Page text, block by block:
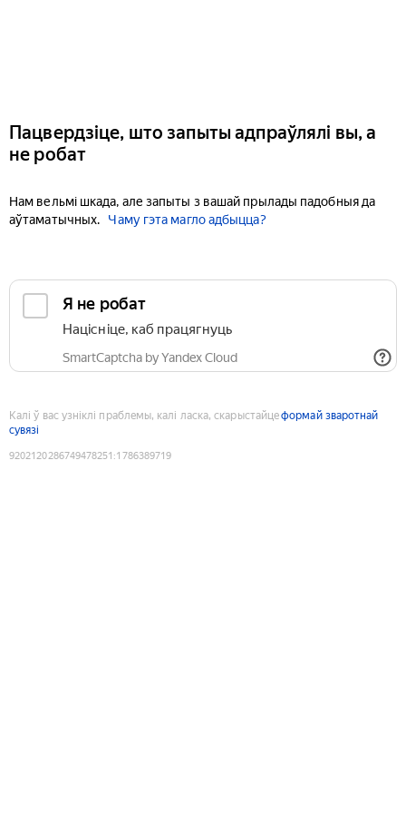
Пацвердзіце, што запыты адпраўлялі вы, а
не робат
Нам вельмі шкада, але запыты з вашай прылады падобныя да
аўтаматычных.
Чаму гэта магло адбыцца?
Я не робат
Націсніце, каб працягнуць
SmartCaptcha by Yandex Cloud
Калі ў вас узніклі праблемы, калі ласка, скарыстайцеформай зваротнай
сувязі
9202120286749478251 :1786389719